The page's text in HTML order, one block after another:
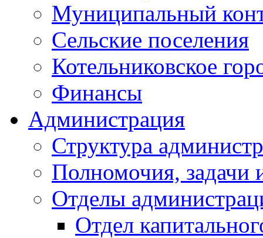
Муниципальный
Сельские поселения
Котельниковское
Финансы
Администрация
Структура
Полномочия, задачи
Отделы
Отдел